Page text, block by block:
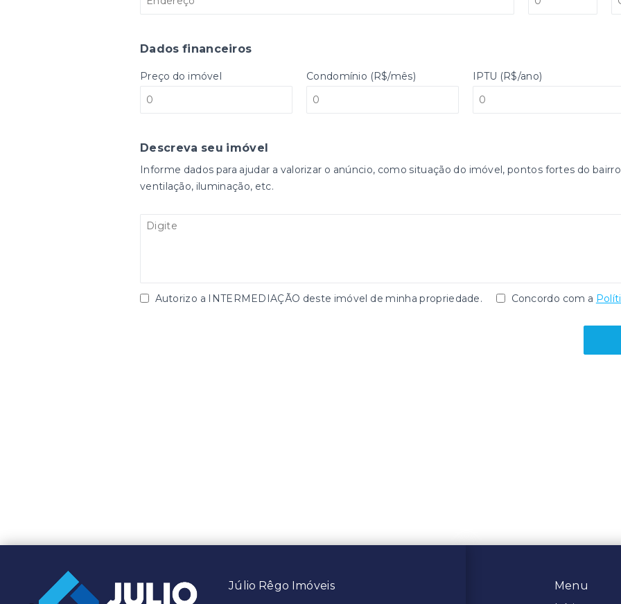
Dados financeiros
Preço do imóvel Condomínio (R$/mês) IPTU (R$/ano)
Descreva seu imóvel
Informe dados para ajudar a valorizar o anúncio, como situação do imóvel, pontos fortes do
ventilação, iluminação, etc.
Autorizo a INTERMEDIAÇÃO deste imóvel de minha propriedade. Concordo com a
Menu
Júlio Rêgo Imóveis